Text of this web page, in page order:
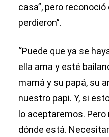
casa”, pero reconoció
perdieron”.
“Puede que ya se
ella ama y esté
mamá y su papá, su
nuestro papi. Y, si
lo aceptaremos.
dónde está.